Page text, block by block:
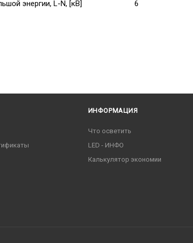
энергии, L-N, [кВ]
6
ИНФОРМАЦИЯ
Что осветить
LED - ИНФО
Калькулятор экономии